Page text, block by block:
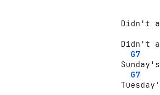
Didn't
Didn't
G7
G7